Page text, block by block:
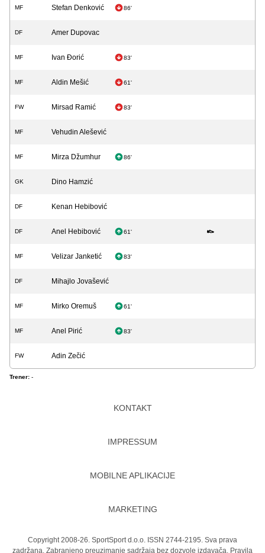
MF Stefan Denković 86'
DF Amer Dupovac
MF Ivan Đorić 83'
MF Aldin Mešić 61'
FW Mirsad Ramić 83'
MF Vehudin Alešević
MF Mirza Džumhur 86'
GK Dino Hamzić
DF Kenan Hebibović
DF Anel Hebibović 61'
MF Velizar Janketić 83'
DF Mihajlo Jovašević
MF Mirko Oremuš 61'
MF Anel Pirić 83'
FW Adin Zečić
Trener: -
KONTAKT
IMPRESSUM
MOBILNE APLIKACIJE
MARKETING
Copyright 2008-26. SportSport d.o.o. ISSN 2744-2195. Sva prava
zadržana. Zabranjeno preuzimanje sadržaja bez dozvole izdavača. Pravila